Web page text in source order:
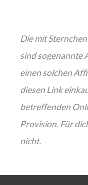
Die mit
sind sogenannte
einen solchen
diesen Link
betreffenden
Provision. Für
nicht.